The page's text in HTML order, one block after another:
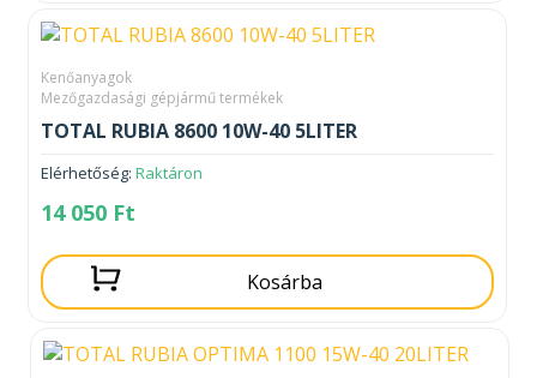
Kenőanyagok
Mezőgazdasági gépjármű termékek
TOTAL RUBIA 8600 10W-40 5LITER
Elérhetőség: Raktáron
14 050 Ft
Kosárba